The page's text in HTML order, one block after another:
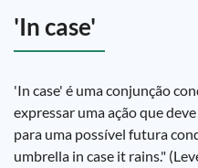
'In case'
'In case' é uma conjunção
expressar uma ação que
para uma possível futura
umbrella in case it rains."